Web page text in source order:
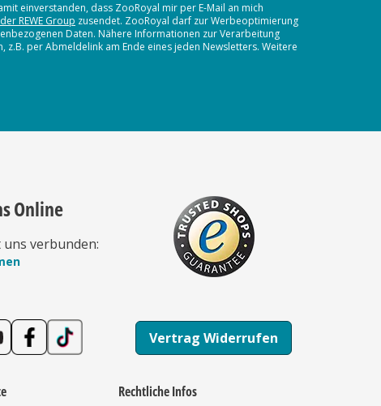
einverstanden, dass ZooRoyal mir per E-Mail an mich
REWE Group zusendet. ZooRoyal darf zur Werbeoptimierung
Daten. Nähere Informationen zur Verarbeitung
per Abmeldelink am Ende eines jeden Newsletters. Weitere
Online
verbunden:
Vertrag Widerrufen
Rechtliche Infos